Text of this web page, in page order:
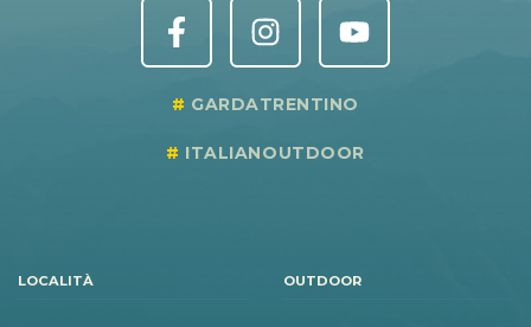
GARDATRENTINO
ITALIANOUTDOOR
LOCALITÀ OUTDOOR